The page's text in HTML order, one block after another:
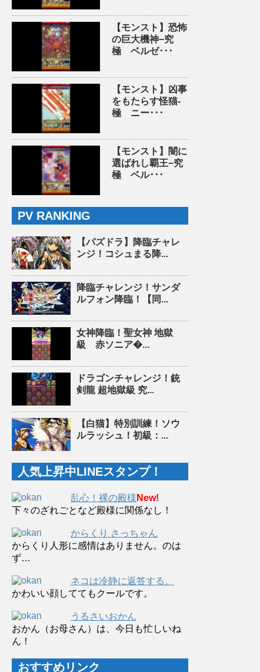
【モンスト】恐怖
の巨大機神−究
極 ベルゼ･･･
【モンスト】凶事
をもたらす怪猫-
極 ニー･･･
【モンスト】闇に
選ばれし覇王−究
極 ベル･･･
PV RANKING
【パズドラ】降臨チャレ
ンジ！コシュまる降...
降臨チャレンジ！サンダ
ルフォン降臨！【同...
女神降臨！聖女神 地獄
級 赤ソニア�...
ドラゴンチャレンジ！銃
剣龍 超地獄級 究...
【白猫】特別訓練！ソウ
ルラッシュ！初級：...
人気上昇中LINEスタンプ！
乱心！裸の殿様 New!
下々のざれごとなど殿様に関係なし！
からくり さっちゃん
からくり人形に感情はありません。のは
ず…
ネコは冷静に返答する。
かわいい顔しててもクールです。
うるさいおかん
おかん（お母さん）は、今日も忙しいね
ん！
おすすめリンク